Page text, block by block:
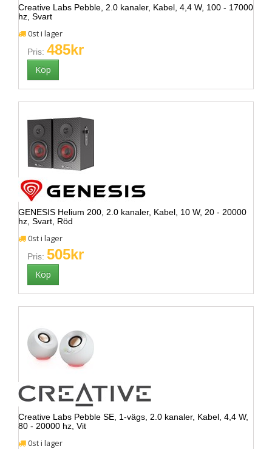
Creative Labs Pebble, 2.0 kanaler, Kabel, 4,4 W, 100 - 17000
hz, Svart
0st i lager
Pris: 485kr
GENESIS Helium 200, 2.0 kanaler, Kabel, 10 W, 20 - 20000
hz, Svart, Röd
0st i lager
Pris: 505kr
Creative Labs Pebble SE, 1-vägs, 2.0 kanaler, Kabel, 4,4 W,
80 - 20000 hz, Vit
0st i lager